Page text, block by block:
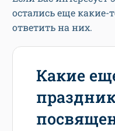
остались еще
ответить на них.
Какие